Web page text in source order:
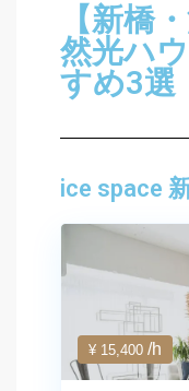
【新橋
然光ハ
すめ3選
ice space
¥ 15,400/h